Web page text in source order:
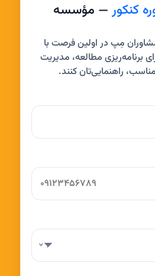
کنکور— مؤسسه
مِپ در اولین فرصت با
برنامه‌ریزی مطالعه، مدیریت
راهنمایی‌تان کنند.